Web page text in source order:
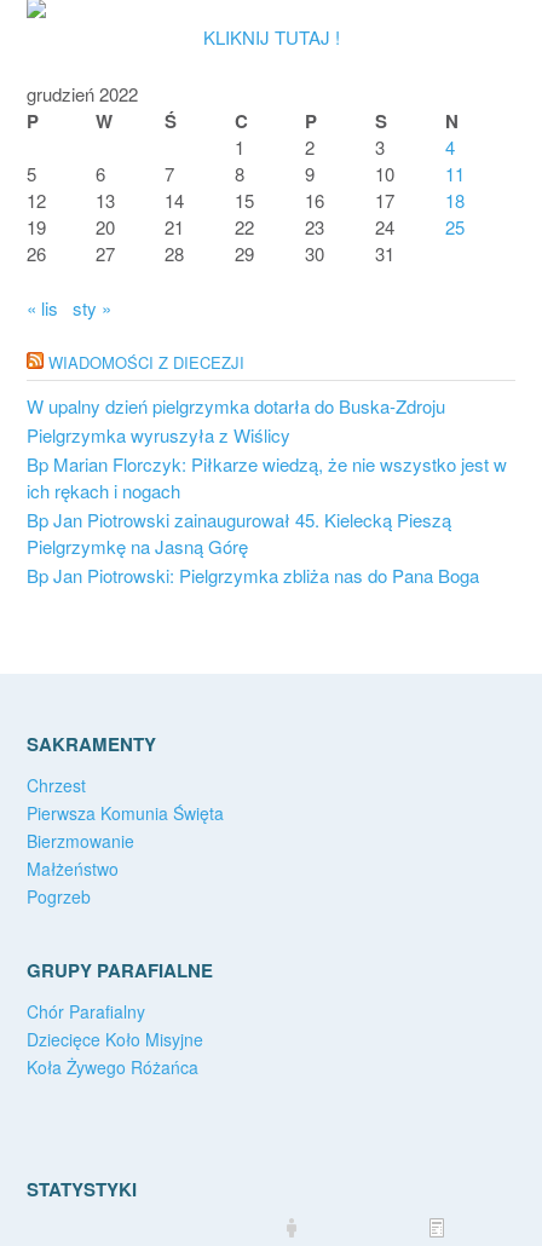
KLIKNIJ TUTAJ !
grudzień 2022
P W Ś C P S N
1 2 3
4
5
6 7 8 9 10
11
12
13 14 15 16 17
18
19
20 21 22 23 24
25
26
27 28 29 30 31
« lis sty »
WIADOMOŚCI Z DIECEZJI
W upalny dzień pielgrzymka dotarła do Buska-Zdroju
Pielgrzymka wyruszyła z Wiślicy
Bp Marian Florczyk: Piłkarze wiedzą, że nie wszystko jest w
ich rękach i nogach
Bp Jan Piotrowski zainaugurował 45. Kielecką Pieszą
Pielgrzymkę na Jasną Górę
Bp Jan Piotrowski: Pielgrzymka zbliża nas do Pana Boga
SAKRAMENTY
Chrzest
Pierwsza Komunia Święta
Bierzmowanie
Małżeństwo
Pogrzeb
GRUPY PARAFIALNE
Chór Parafialny
Dziecięce Koło Misyjne
Koła Żywego Różańca
STATYSTYKI